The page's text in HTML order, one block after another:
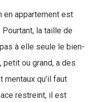
en appartement est
la taille de
à elle seule le bien-
petit ou grand, a des
qu’il faut
restreint, il est